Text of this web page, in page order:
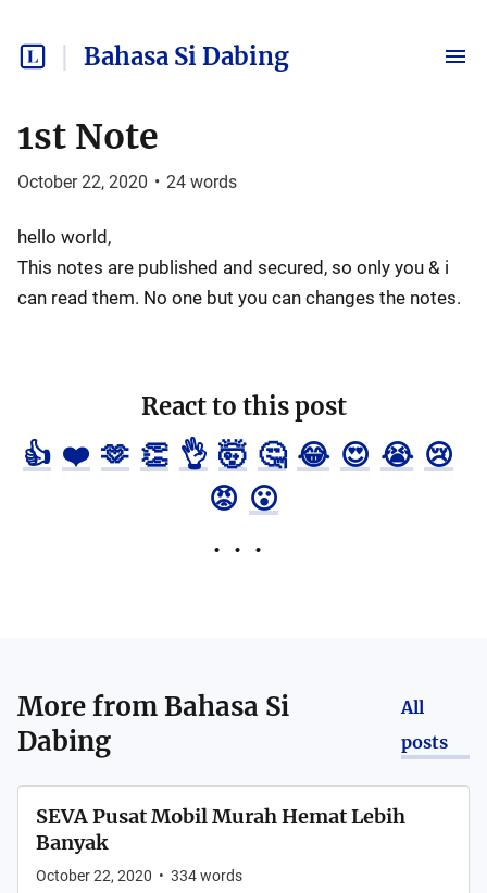
Bahasa Si Dabing
1st Note
October 22, 2020 • 24 words
hello world,
This notes are published and secured, so only you & i
can read them. No one but you can changes the notes.
React to this post
👍 ❤️ 🫶 👏 👌 🤯 🤔 😂 😍 😭 😢
😡 😮
More from Bahasa Si
Dabing
All
posts
SEVA Pusat Mobil Murah Hemat Lebih
Banyak
October 22, 2020 • 334words